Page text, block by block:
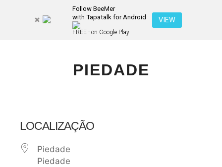
Follow BeeMer
with Tapatalk for Android
FREE - on Google Play
VIEW
PIEDADE
LOCALIZAÇÃO
Piedade
Piedade